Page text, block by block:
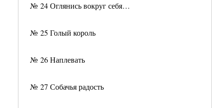
№ 24 Оглянись вокруг себя…
№ 25 Голый король
№ 26 Наплевать
№ 27 Собачья радость